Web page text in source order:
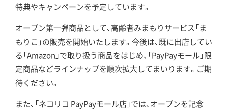
特典やキャンペーンを予定しています。
オープン第一弾商品として、高齢者みまもりサービス「ま
もりこ」の販売を開始いたします。今後は、既に出店してい
る「Amazon」で取り扱う商品をはじめ、「PayPayモール」限
定商品などラインナップを順次拡大してまいります。ご期
待ください。
また、「ネコリコ PayPayモール店」では、オープンを記念